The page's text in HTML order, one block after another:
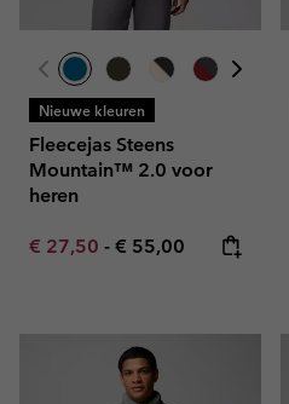
Nieuwe kleuren
Fleecejas Steens
Mountain™ 2.0 voor
heren
Minimum sale price:
€ 27,50 - Maximum price:
€ 55,00